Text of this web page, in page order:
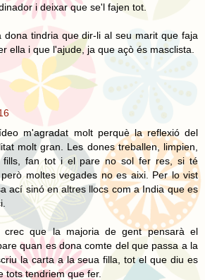
i deixar que se'l fajen tot.
dona tindria que dir-li al seu marit que faja
ella i que l'ajude, ja que açò és masclista.
m'agradat molt perquè la reflexió del
molt gran. Les dones treballen, limpien,
fills, fan tot i el pare no sol fer res, si té
moltes vegades no es aixi. Per lo vist
ací sinó en altres llocs com a India que es
que la majoria de gent pensarà el
quan es dona comte del que passa a la
la carta a la seua filla, tot el que diu es
tots tendriem que fer.